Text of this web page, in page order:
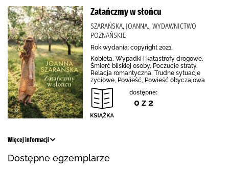
Zatańczmy w słońcu
SZARAŃSKA, JOANNA., WYDAWNICTWO
POZNAŃSKIE
Rok wydania: copyright 2021.
Kobieta, Wypadki i katastrofy drogowe,
Śmierć bliskiej osoby, Poczucie straty,
Relacja romantyczna, Trudne sytuacje
życiowe, Powieść, Powieść obyczajowa
dostępne:
0 z 2
Więcej informacji
Dostępne egzemplarze